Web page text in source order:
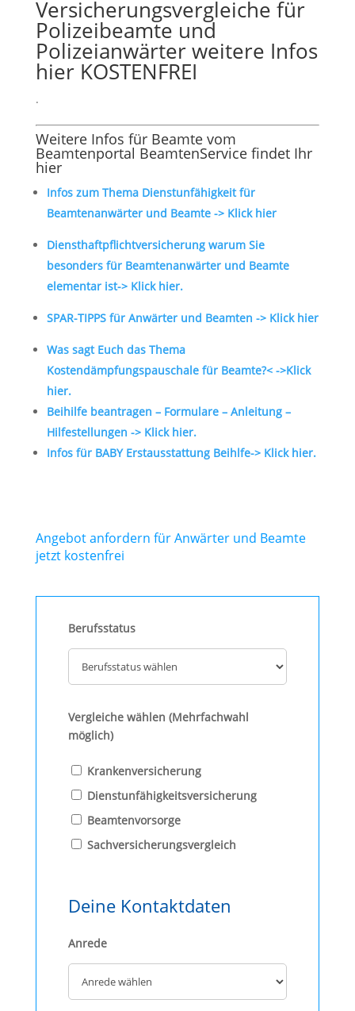
Versicherungsvergleiche für
Polizeibeamte und
Polizeianwärter weitere Infos
hier KOSTENFREI
.
Weitere Infos für Beamte vom
Beamtenportal BeamtenService findet Ihr
hier
Infos zum Thema Dienstunfähigkeit für
Beamtenanwärter und Beamte -> Klick hier
Diensthaftpflichtversicherung warum Sie
besonders für Beamtenanwärter und Beamte
elementar ist-> Klick hier.
SPAR-TIPPS für Anwärter und Beamten -> Klick hier
Was sagt Euch das Thema
Kostendämpfungspauschale für Beamte?< ->Klick
hier.
Beihilfe beantragen – Formulare – Anleitung –
Hilfestellungen -> Klick hier.
Infos für BABY Erstausstattung Beihlfe-> Klick hier.
Angebot anfordern für Anwärter und Beamte
jetzt kostenfrei
Berufsstatus
Vergleiche wählen (Mehrfachwahl
möglich)
Krankenversicherung
Dienstunfähigkeitsversicherung
Beamtenvorsorge
Sachversicherungsvergleich
Deine Kontaktdaten
Anrede